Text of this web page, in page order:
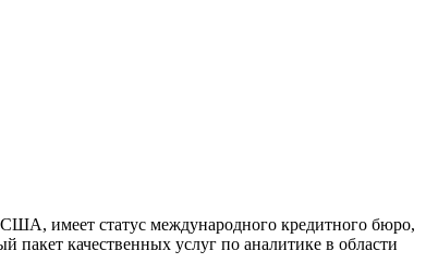
имеет статус международного кредитного бюро,
качественных услуг по аналитике в области